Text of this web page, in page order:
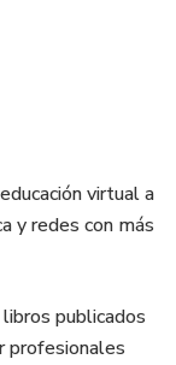
virtual a
y redes con más
publicados
profesionales